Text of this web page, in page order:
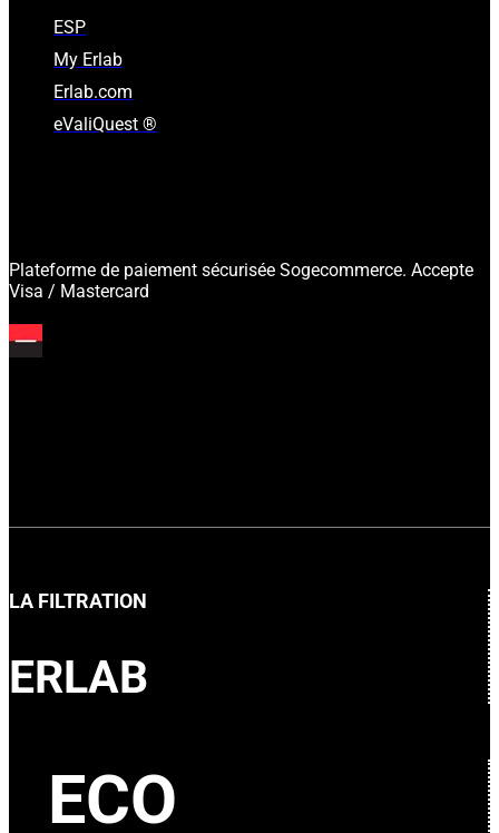
ESP
My Erlab
Erlab.com
eValiQuest ®
Plateforme de paiement sécurisée Sogecommerce. Accepte
Visa / Mastercard
LA FILTRATION
ERLAB
ECO